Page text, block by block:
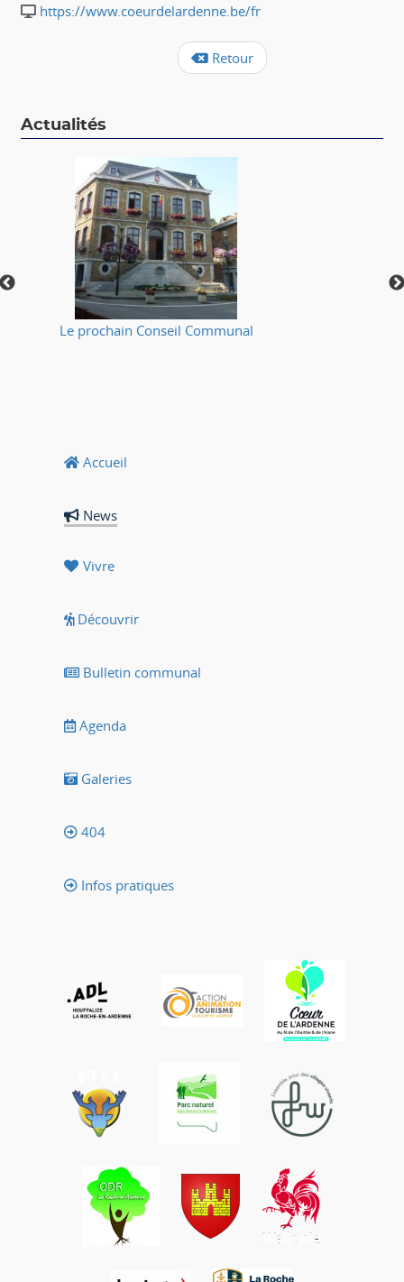
https://www.coeurdelardenne.be/fr
Retour
Actualités
Le prochain Conseil Communal
Accueil
News
Vivre
Découvrir
Bulletin communal
Agenda
Galeries
404
Infos pratiques